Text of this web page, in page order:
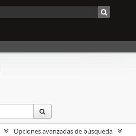
Opciones avanzadas de búsqueda